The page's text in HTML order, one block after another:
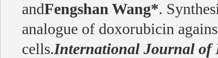
andFengshan Wang*.
analogue of doxorubicin
cells.International Journal of